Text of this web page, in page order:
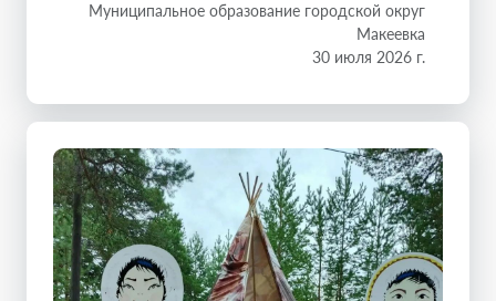
Муниципальное образование городской округ
Макеевка
30 июля 2026 г.